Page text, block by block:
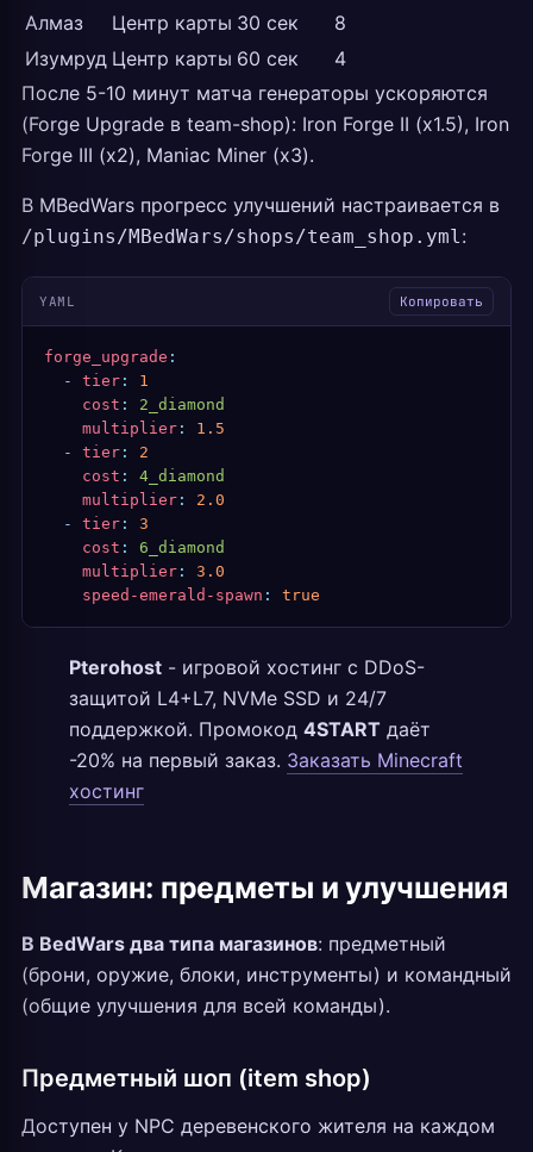
Алмаз
Центр карты 30 сек
8
Изумруд Центр карты 60 сек
4
После 5-10 минут матча генераторы ускоряются
(Forge Upgrade в team-shop): Iron Forge II (x1.5), Iron
Forge III (x2), Maniac Miner (x3).
В MBedWars прогресс улучшений настраивается в
/plugins/MBedWars/shops/team_shop.yml:
YAML Копировать
forge_upgrade :
  -
tier :
1
    cost
:
2_diamond
    multiplier
:
1.5
  -
tier :
2
    cost
:
4_diamond
    multiplier
:
2.0
  -
tier :
3
    cost
:
6_diamond
    multiplier
:
3.0
    speed-emerald-spawn
: true
Pterohost - игровой хостинг с DDoS-
защитой L4+L7, NVMe SSD и 24/7
поддержкой. Промокод 4START даёт
-20% на первый заказ. Заказать Minecraft
хостинг
Магазин: предметы и улучшения
В BedWars два типа магазинов: предметный
(брони, оружие, блоки, инструменты) и командный
(общие улучшения для всей команды).
Предметный шоп (item shop)
Доступен у NPC деревенского жителя на каждом